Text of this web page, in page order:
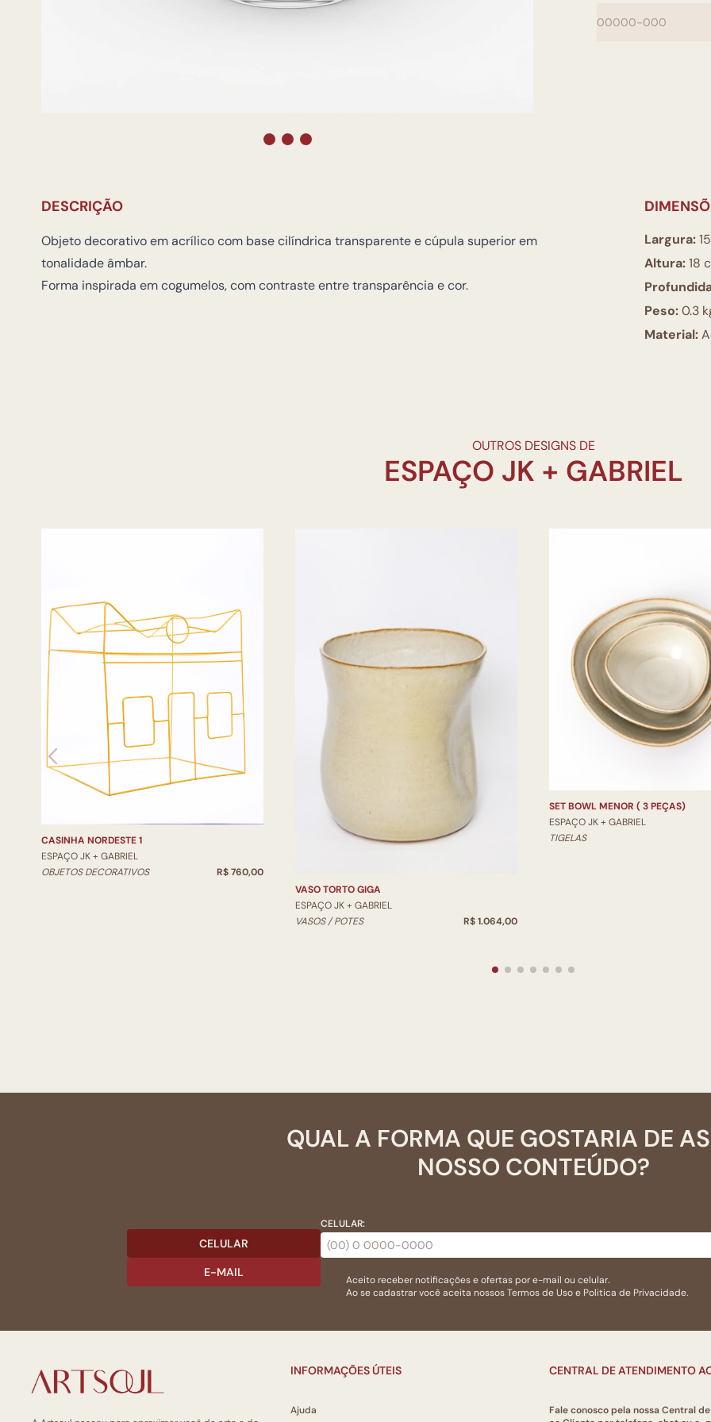
DESCRIÇÃO
Objeto decorativo em acrílico com base cilíndrica transparente e cúpula superior em
tonalidade âmbar.
Forma inspirada em cogumelos, com contraste entre transparência e cor.
Largura:
Altura:18
Peso:0.3
Material:
OUTROS DESIGNS DE
CASINHA NORDESTE 1
ESPAÇO JK + GABRIEL
OBJETOS DECORATIVOS
R$ 760,00
VASO TORTO GIGA
ESPAÇO JK + GABRIEL
VASOS / POTES
R$ 1.064,00
SET BOWL MENOR ( 3 PEÇAS)
ESPAÇO JK + GABRIEL
TIGELAS
QUAL A FORMA QUE GOSTARIA DE
NOSSO CONTEÚDO?
CELULAR
E-MAIL
CELULAR:
Aceito receber notificações e ofertas por e-mail ou celular.
Ao se cadastrar você aceita nossosTermos de Usoe Politica de Privacidade.
INFORMAÇÕES ÚTEIS
Ajuda
CENTRAL DE ATENDIMENTO
Fale conosco pela nossa Central